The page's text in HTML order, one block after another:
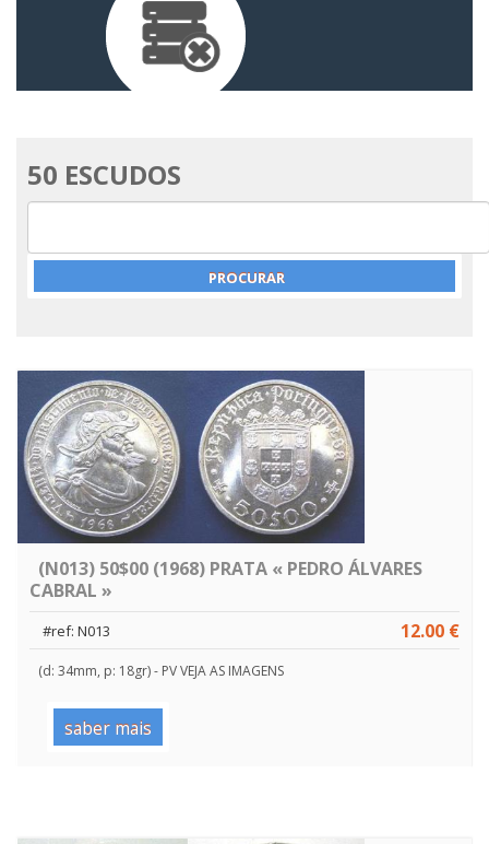
50 ESCUDOS
(N013) 50$00 (1968) PRATA « PEDRO ÁLVARES
CABRAL »
12.00 €
#ref: N013
(d: 34mm, p: 18gr) - PV VEJA AS IMAGENS
saber mais